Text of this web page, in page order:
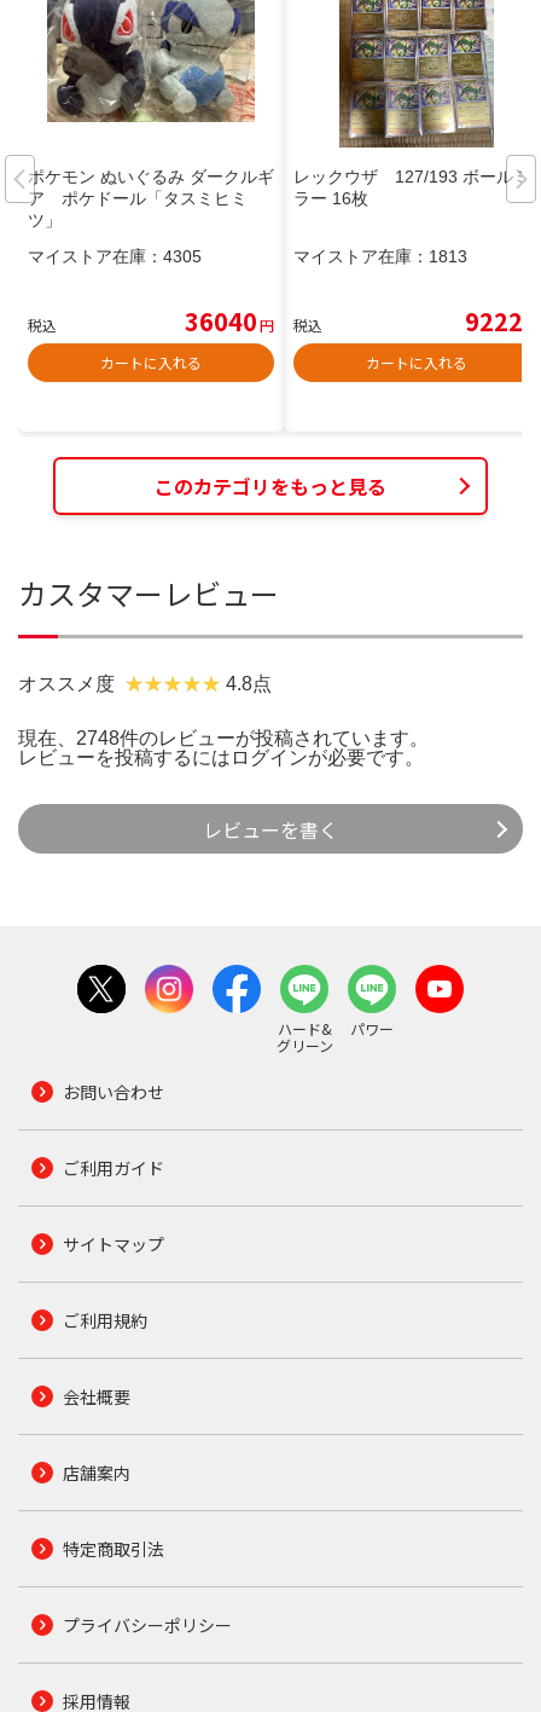
ポケモン ぬいぐるみ ダークルギ
ア ポケドール「タスミヒミ
ツ」
マイストア在庫： 4305
税込 36040円
カートに入れる
レックウザ 127/193 ボールミ
ラー 16枚
マイストア在庫： 1813
税込 9222
カートに入れる
このカテゴリをもっと見る
カスタマーレビュー
オススメ度 4.8点
現在、2748件のレビューが投稿されています。
レビューを投稿するには ログインが必要です。
レビューを書く
ハード&
グリーン
パワー
お問い合わせ
ご利用ガイド
サイトマップ
ご利用規約
会社概要
店舗案内
特定商取引法
プライバシーポリシー
採用情報